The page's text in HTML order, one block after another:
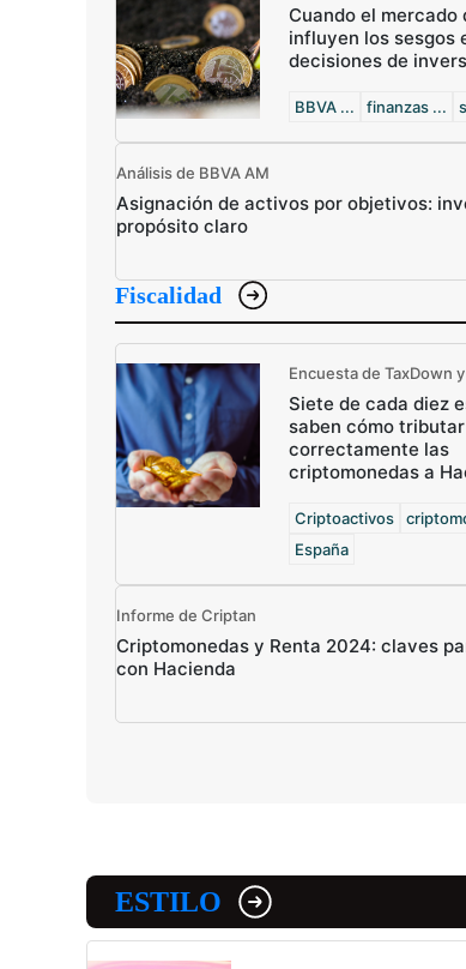
Cuando el mercado
influyen los sesgos
decisiones de
BBVA ... finanzas ...
Análisis de BBVA AM
Asignación de activos por objetivos:
propósito claro
Fiscalidad
Encuesta de TaxDown
Siete de cada diez
saben cómo tributar
correctamente las
criptomonedas a
Criptoactivos
España
Informe de Criptan
Criptomonedas y Renta 2024: claves
con Hacienda
ESTILO